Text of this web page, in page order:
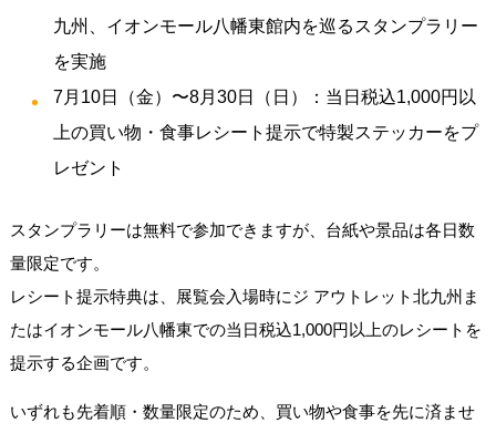
九州、イオンモール八幡東館内を巡るスタンプラリー
を実施
7月10日（金）〜8月30日（日）：当日税込1,000円以
上の買い物・食事レシート提示で特製ステッカーをプ
レゼント
スタンプラリーは無料で参加できますが、台紙や景品は各日数
量限定です。
レシート提示特典は、展覧会入場時にジ アウトレット北九州ま
たはイオンモール八幡東での当日税込1,000円以上のレシートを
提示する企画です。
いずれも先着順・数量限定のため、買い物や食事を先に済ませ